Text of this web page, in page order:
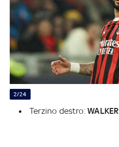
2/24
Terzino destro:WALKER